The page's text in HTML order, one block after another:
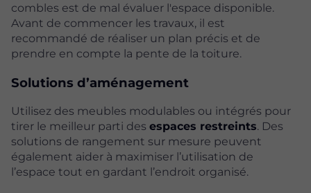
combles est de mal évaluer l'espace disponible.
Avant de commencer les travaux, il est
recommandé de réaliser un plan précis et de
prendre en compte la pente de la toiture.
Solutions d’aménagement
Utilisez des meubles modulables ou intégrés pour
tirer le meilleur parti des espaces restreints. Des
solutions de rangement sur mesure peuvent
également aider à maximiser l’utilisation de
l’espace tout en gardant l’endroit organisé.